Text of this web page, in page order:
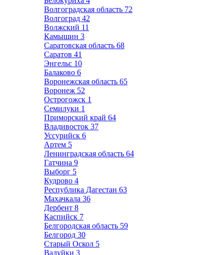
Волгоградская область 72
Волгоград 42
Волжский 11
Камышин 3
Саратовская область 68
Саратов 41
Энгельс 10
Балаково 6
Воронежская область 65
Воронеж 52
Острогожск 1
Семилуки 1
Приморский край 64
Владивосток 37
Уссурийск 6
Артем 5
Ленинградская область 64
Гатчина 9
Выборг 5
Кудрово 4
Республика Дагестан 63
Махачкала 36
Дербент 8
Каспийск 7
Белгородская область 59
Белгород 30
Старый Оскол 5
Валуйки 3